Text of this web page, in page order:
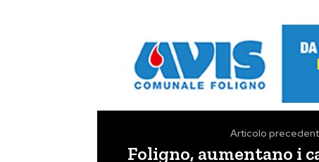
Articolo
Foligno, aumentano i